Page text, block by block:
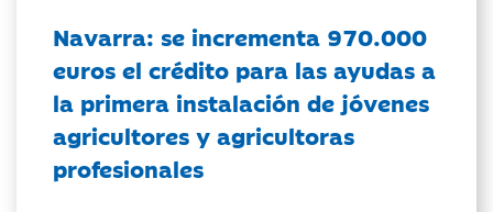
Navarra: se incrementa 970.000
euros el crédito para las ayudas a
la primera instalación de jóvenes
agricultores y agricultoras
profesionales